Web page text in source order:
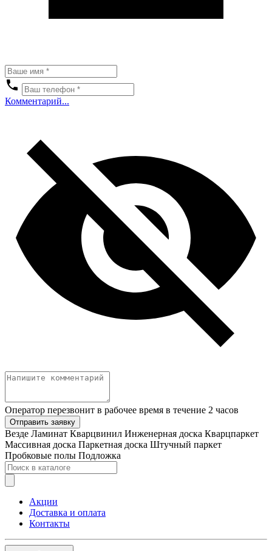
Комментарий...
Оператор перезвонит в рабочее время в течение 2 часов
Отправить заявку
Везде Ламинат Кварцвинил Инженерная доска Кварцпаркет
Массивная доска Паркетная доска Штучный паркет
Пробковые полы Подложка
Акции
Доставка и оплата
Контакты